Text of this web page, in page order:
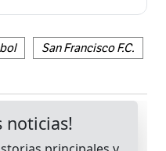
San Francisco F.C.